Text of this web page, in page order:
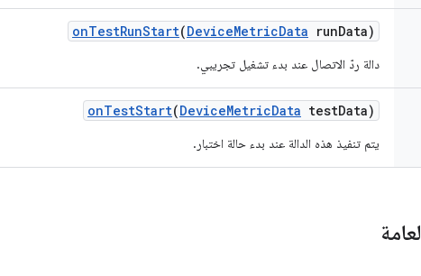
onTestRunStart(DeviceMetricData runData)
دالة ردّ الاتصال عند بدء تشغيل تجريبي.
onTestStart(DeviceMetricData testData)
يتم تنفيذ هذه الدالة عند بدء حالة اختبار.